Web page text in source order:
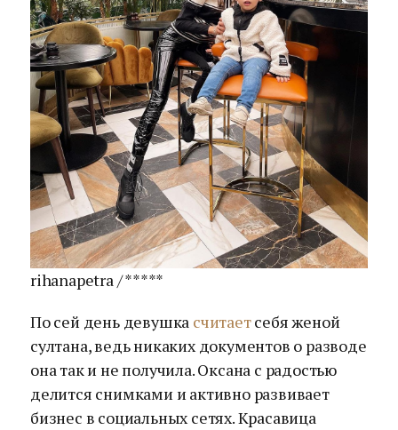
rihanapetra / *****
По сей день девушка считаетсебя женой
султана, ведь никаких документов о разводе
она так и не получила. Оксана с радостью
делится снимками и активно развивает
бизнес в социальных сетях. Красавица